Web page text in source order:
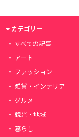
カテゴリー
すべての記事
アート
ファッション
雑貨・インテリア
グルメ
観光・地域
暮らし